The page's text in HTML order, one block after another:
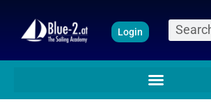
Inhalt
springen
Login Suche